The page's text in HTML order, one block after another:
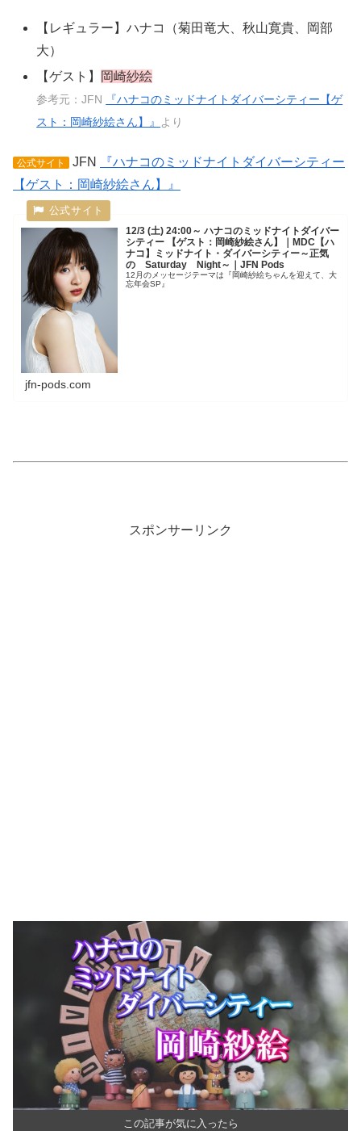
【レギュラー】ハナコ（菊田竜大、秋山寛貴、岡部
大）
【ゲスト】
岡崎紗絵
参考元：JFN
『ハナコのミッドナイトダイバーシティー【ゲ
スト：岡崎紗絵さん】』
より
公式サイト JFN
『ハナコのミッドナイトダイバーシティー
【ゲスト：岡崎紗絵さん】』
12/3 (土) 24:00～ ハナコのミッドナイトダイバー
シティー 【ゲスト：岡崎紗絵さん】｜MDC【ハ
ナコ】ミッドナイト・ダイバーシティー～正気
の Saturday Night～｜JFN Pods
12月のメッセージテーマは『岡崎紗絵ちゃんを迎えて、大
忘年会SP』
jfn-pods.com
スポンサーリンク
この記事が気に入ったら